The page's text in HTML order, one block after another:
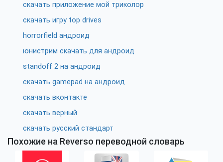
скачать приложение мой триколор
скачать игру top drives
horrorfield андроид
юнистрим скачать для андроид
standoff 2 на андроид
скачать gamepad на андроид
скачать вконтакте
скачать верный
скачать русский стандарт
Похожие на Reverso переводной словарь